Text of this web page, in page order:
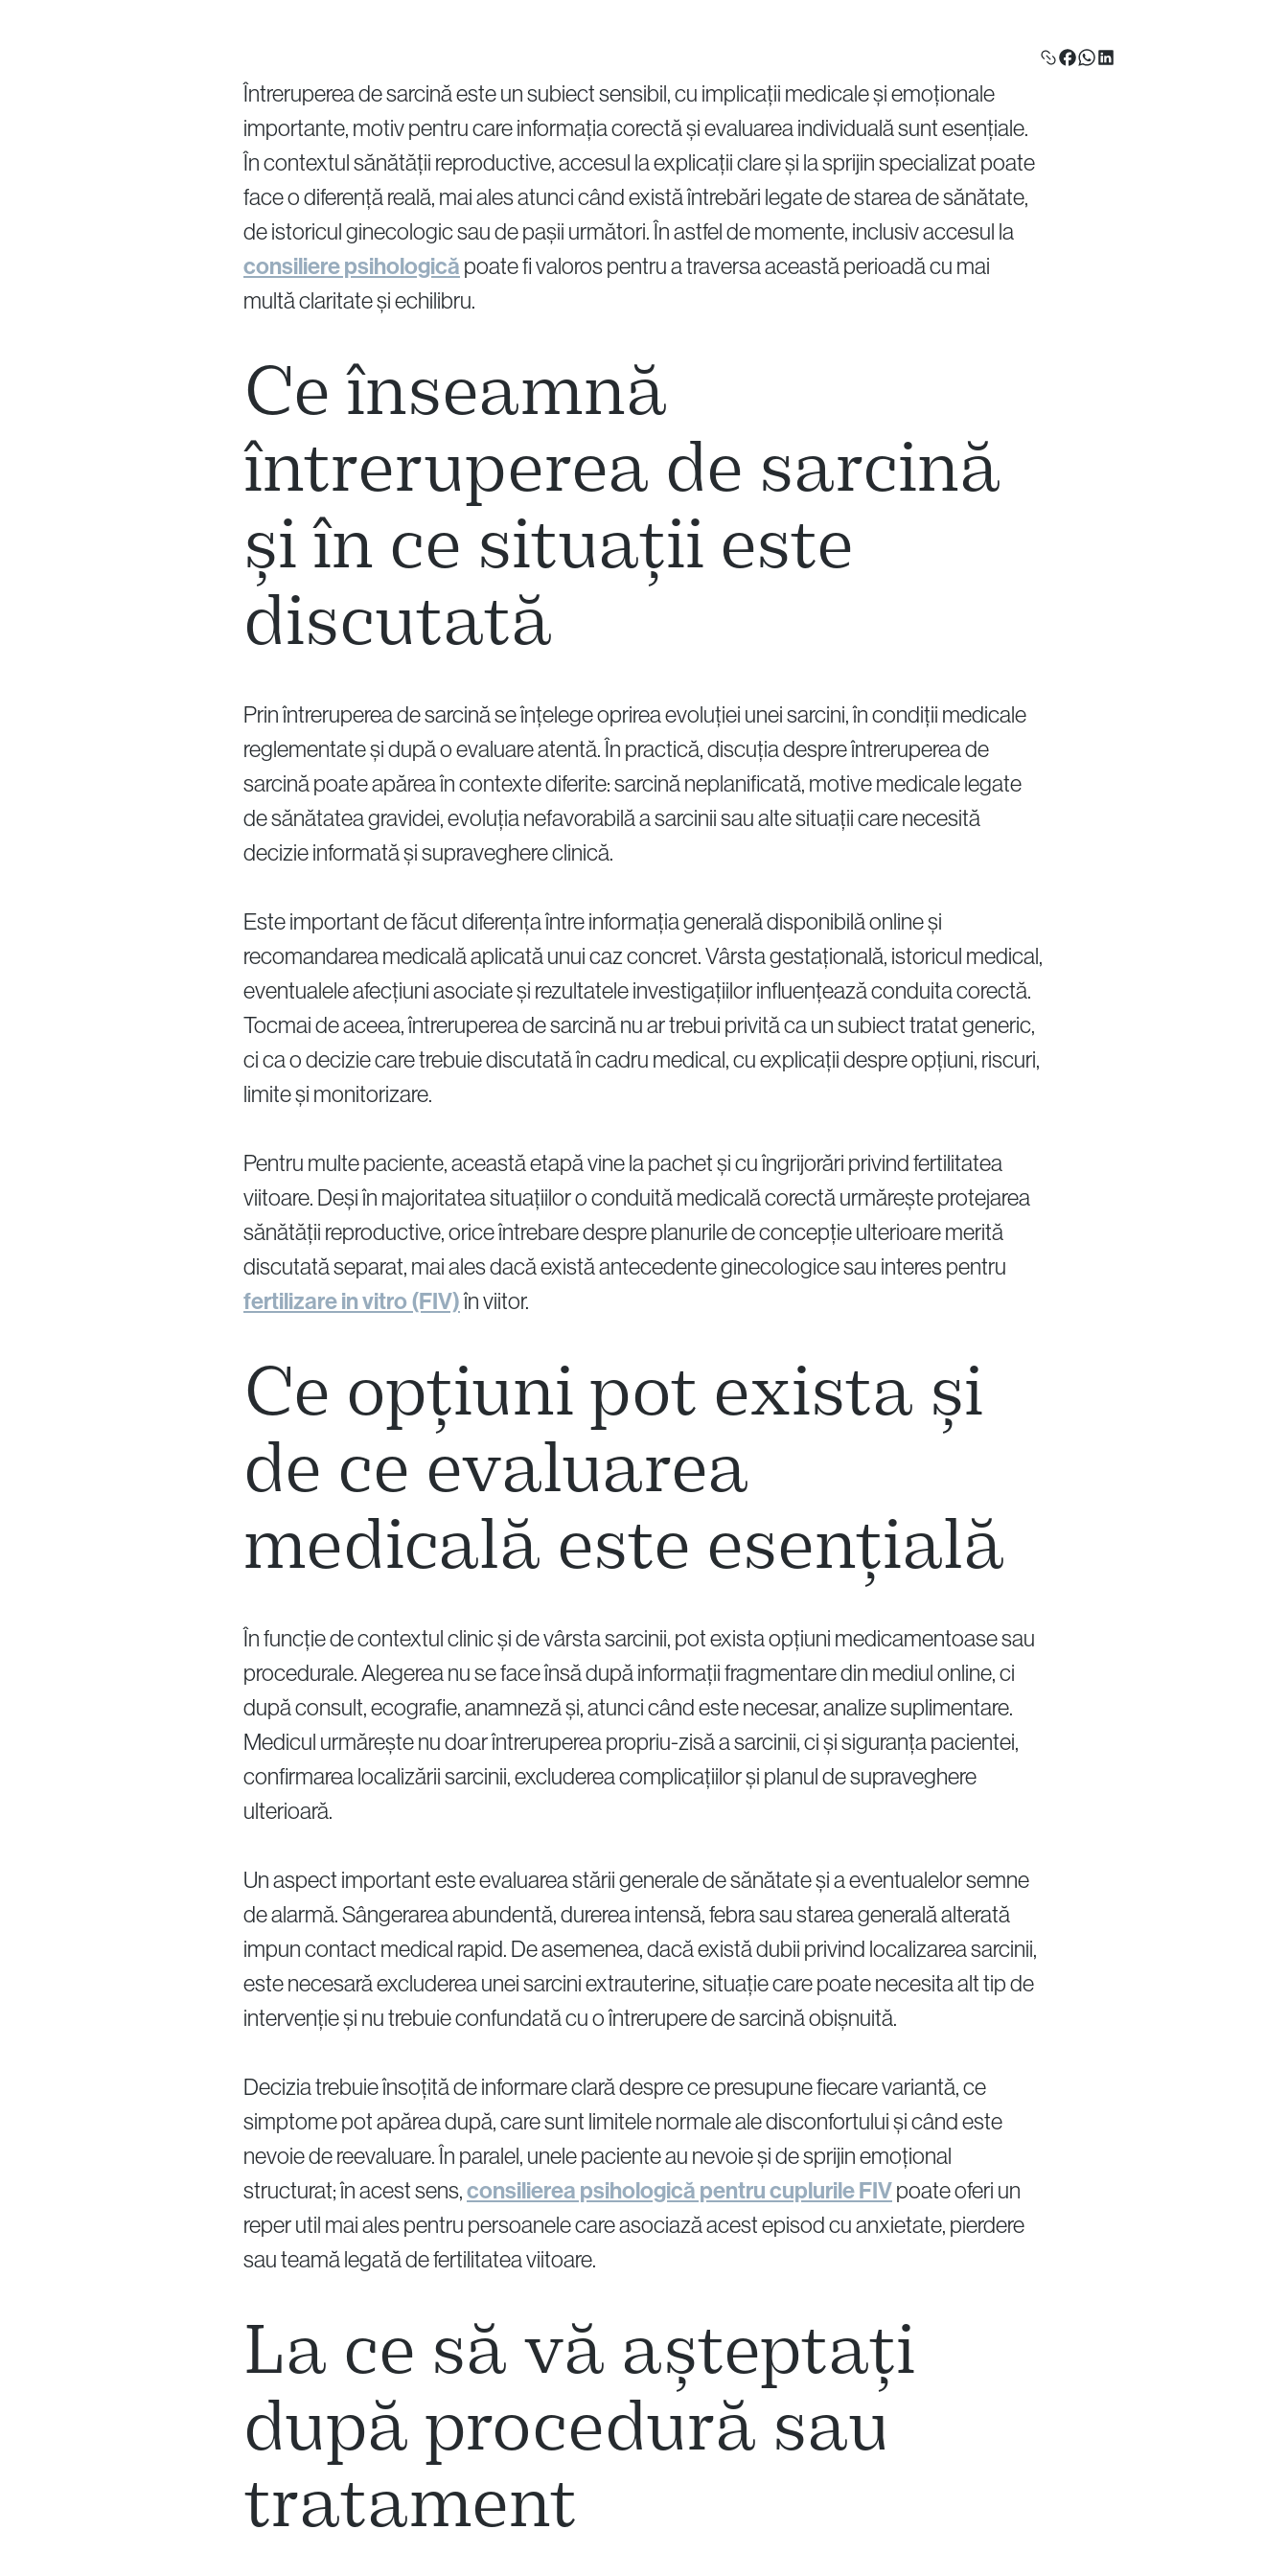
Politica de confidențialitate
Întreruperea de sarcină este un subiect sensibil, cu implicații medicale și emoționale
importante, motiv pentru care informația corectă și evaluarea individuală sunt esențiale.
În contextul sănătății reproductive, accesul la explicații clare și la sprijin specializat poate
face o diferență reală, mai ales atunci când există întrebări legate de starea de sănătate,
de istoricul ginecologic sau de pașii următori. În astfel de momente, inclusiv accesul la
consiliere psihologică poate fi valoros pentru a traversa această perioadă cu mai
multă claritate și echilibru.
Ce înseamnă
întreruperea de sarcină
și în ce situații este
discutată
Prin întreruperea de sarcină se înțelege oprirea evoluției unei sarcini, în condiții medicale
reglementate și după o evaluare atentă. În practică, discuția despre întreruperea de
sarcină poate apărea în contexte diferite: sarcină neplanificată, motive medicale legate
de sănătatea gravidei, evoluția nefavorabilă a sarcinii sau alte situații care necesită
decizie informată și supraveghere clinică.
Este important de făcut diferența între informația generală disponibilă online și
recomandarea medicală aplicată unui caz concret. Vârsta gestațională, istoricul medical,
eventualele afecțiuni asociate și rezultatele investigațiilor influențează conduita corectă.
Tocmai de aceea, întreruperea de sarcină nu ar trebui privită ca un subiect tratat generic,
ci ca o decizie care trebuie discutată în cadru medical, cu explicații despre opțiuni, riscuri,
limite și monitorizare.
Pentru multe paciente, această etapă vine la pachet și cu îngrijorări privind fertilitatea
viitoare. Deși în majoritatea situațiilor o conduită medicală corectă urmărește protejarea
sănătății reproductive, orice întrebare despre planurile de concepție ulterioare merită
discutată separat, mai ales dacă există antecedente ginecologice sau interes pentru
fertilizare in vitro (FIV)în viitor.
Ce opțiuni pot exista și
de ce evaluarea
medicală este esențială
În funcție de contextul clinic și de vârsta sarcinii, pot exista opțiuni medicamentoase sau
procedurale. Alegerea nu se face însă după informații fragmentare din mediul online, ci
după consult, ecografie, anamneză și, atunci când este necesar, analize suplimentare.
Medicul urmărește nu doar întreruperea propriu-zisă a sarcinii, ci și siguranța pacientei,
confirmarea localizării sarcinii, excluderea complicațiilor și planul de supraveghere
ulterioară.
Un aspect important este evaluarea stării generale de sănătate și a eventualelor semne
de alarmă. Sângerarea abundentă, durerea intensă, febra sau starea generală alterată
impun contact medical rapid. De asemenea, dacă există dubii privind localizarea sarcinii,
este necesară excluderea unei sarcini extrauterine, situație care poate necesita alt tip de
intervenție și nu trebuie confundată cu o întrerupere de sarcină obișnuită.
Decizia trebuie însoțită de informare clară despre ce presupune fiecare variantă, ce
simptome pot apărea după, care sunt limitele normale ale disconfortului și când este
nevoie de reevaluare. În paralel, unele paciente au nevoie și de sprijin emoțional
structurat; în acest sens,consilierea psihologică pentru cuplurile FIVpoate oferi un
reper util mai ales pentru persoanele care asociază acest episod cu anxietate, pierdere
sau teamă legată de fertilitatea viitoare.
La ce să vă așteptați
după procedură sau
tratament